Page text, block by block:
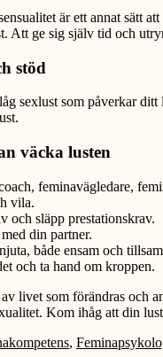
är ett annat sätt
Att ge sig själv tid och
stöd
sexlust som påverkar
väcka lusten
feminavägledare,
vila.
och släpp prestationskrav.
din partner.
både ensam och
och ta hand om kroppen.
livet som förändras och
Kom ihåg att din
,